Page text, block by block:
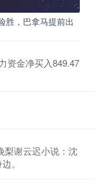
胜，巴拿马提前出
资金净买入849.47
梨谢云迟小说：沈
。